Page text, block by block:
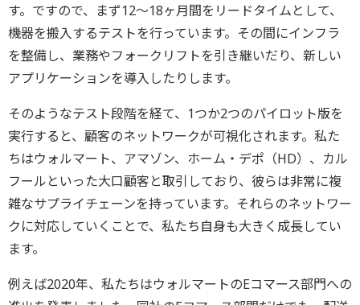
す。ですので、まず12～18ヶ月間をリードタイムとして、
機器を搬入するテストを行っています。その間にインフラ
を整備し、業務やフォークリフトを引き継いだり、新しい
アプリケーションを導入したりします。
そのようなテスト段階を経て、1つか2つのパイロット版を
実行すると、顧客のネットワークが可視化されます。私た
ちはウォルマート、アマゾン、ホーム・デポ（HD）、カル
フールといった大口顧客と取引しており、彼らは非常に複
雑なサプライチェーンを持っています。それらのネットワー
クに対応していくことで、私たち自身も大きく成長してい
ます。
例えば2020年、私たちはウォルマートのEコマース部門への